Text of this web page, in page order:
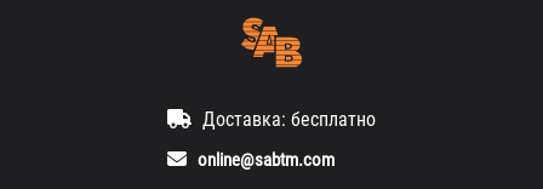
Доставка: бесплатно
online@sabtm.com